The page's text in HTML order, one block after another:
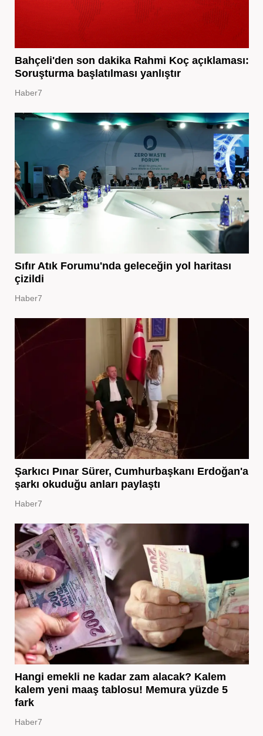
Bahçeli'den son dakika Rahmi Koç açıklaması:
Soruşturma başlatılması yanlıştır
Haber7
Sıfır Atık Forumu'nda geleceğin yol haritası
çizildi
Haber7
Şarkıcı Pınar Sürer, Cumhurbaşkanı Erdoğan'a
şarkı okuduğu anları paylaştı
Haber7
Hangi emekli ne kadar zam alacak? Kalem
kalem yeni maaş tablosu! Memura yüzde 5
fark
Haber7